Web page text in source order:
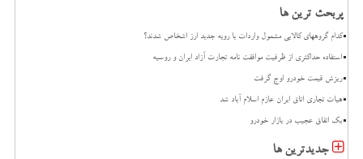
پربحث ترین ها
کدام گروههای کالایی مشمول واردات با رویه جدید ارز اشخاص شدند؟
استفاده حداکثری از ظرفیت موافقت نامه تجارت آزاد ایران و روسیه
ریزش قیمت خودرو اوج گرفت
هیات تجاری اتاق ایران عازم اسلام آباد شد
بک اتفاق عجیب در بازار خودرو
جدیدترین ها